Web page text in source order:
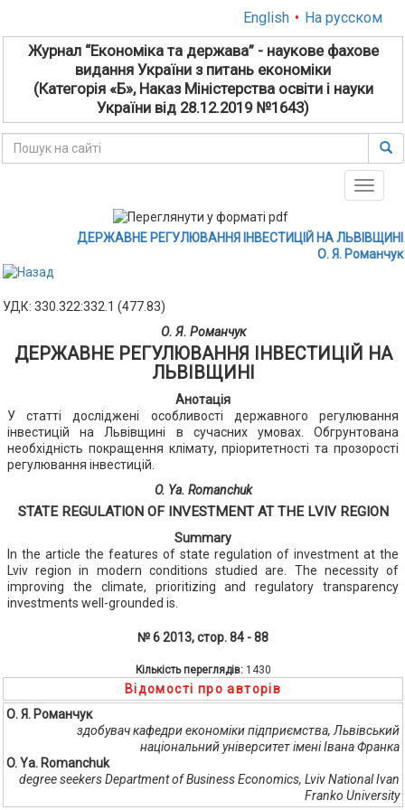
English • На русском
Журнал “Економіка та держава” - наукове фахове
видання України з питань економіки
(Категорія «Б», Наказ Міністерства освіти і науки
України від 28.12.2019 №1643)
Toggle
ДЕРЖАВНЕ РЕГУЛЮВАННЯ ІНВЕСТИЦІЙ НА ЛЬВІВЩИНІ
О. Я. Романчук
УДК: 330.322:332.1 (477.83)
О. Я. Романчук
ДЕРЖАВНЕ РЕГУЛЮВАННЯ ІНВЕСТИЦІЙ НА
ЛЬВІВЩИНІ
Анотація
У статті досліджені особливості державного регулювання
інвестицій на Львівщині в сучасних умовах. Обгрунтована
необхідність покращення клімату, пріоритетності та прозорості
регулювання інвестицій.
O. Ya. Romanchuk
STATE REGULATION OF INVESTMENT AT THE LVIV REGION
Summary
In the article the features of state regulation of investment at the
Lviv region in modern conditions studied are. The necessity of
improving the climate, prioritizing and regulatory transparency
investments well-grounded is.
№ 6 2013, стор. 84 - 88
Кількість переглядів: 1430
Відомості про авторів
О. Я. Романчук
здобувач кафедри економіки підприємства, Львівський
національний університет імені Івана Франка
O. Ya. Romanchuk
degree seekers Department of Business Economics, Lviv National Ivan
Franko University